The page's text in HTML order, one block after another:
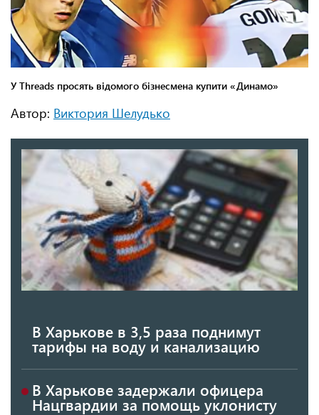
Автор: Виктория Шелудько
В Харькове в 3,5 раза поднимут
тарифы на воду и канализацию
В Харькове задержали офицера
Нацгвардии за помощь уклонисту